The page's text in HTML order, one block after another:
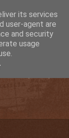
its services
user-agent are
and security
usage